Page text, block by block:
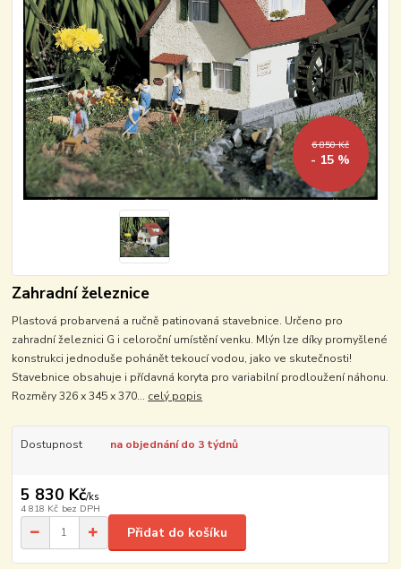
6 850 Kč
- 15 %
Zahradní železnice
Plastová probarvená a ručně patinovaná stavebnice. Určeno pro
zahradní železnici G i celoroční umístění venku. Mlýn lze díky promyšlené
konstrukci jednoduše pohánět tekoucí vodou, jako ve skutečnosti!
Stavebnice obsahuje i přídavná koryta pro variabilní prodloužení náhonu.
Rozměry 326 x 345 x 370... celý popis
Dostupnost na objednání do 3 týdnů
5 830 Kč/ks
4 818 Kč bez DPH
Přidat do košíku